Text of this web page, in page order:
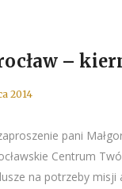
–
2014
pani
Centrum
na potrzeby misji